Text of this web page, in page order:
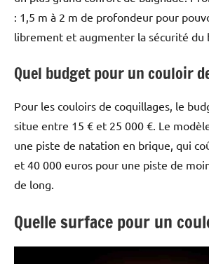
: 1,5 m à 2 m de profondeur pour
librement et augmenter la sécurité du
Quel budget pour un couloir
Pour les couloirs de coquillages, le
situe entre 15 € et 25 000 €. Le
une piste de natation en brique, qui
et 40 000 euros pour une piste de
de long.
Quelle surface pour un